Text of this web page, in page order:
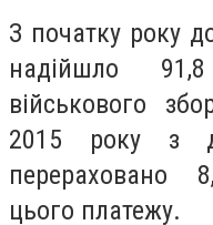
З початку року
надійшло
військового
2015 року з
перераховано
цього платежу.